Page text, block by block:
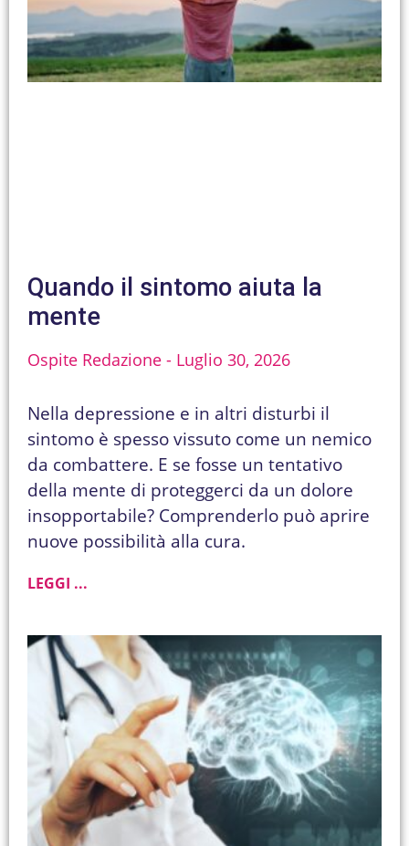
Quando il sintomo aiuta la
mente
Ospite Redazione Luglio 30, 2026
Nella depressione e in altri disturbi il
sintomo è spesso vissuto come un nemico
da combattere. E se fosse un tentativo
della mente di proteggerci da un dolore
insopportabile? Comprenderlo può aprire
nuove possibilità alla cura.
LEGGI ...